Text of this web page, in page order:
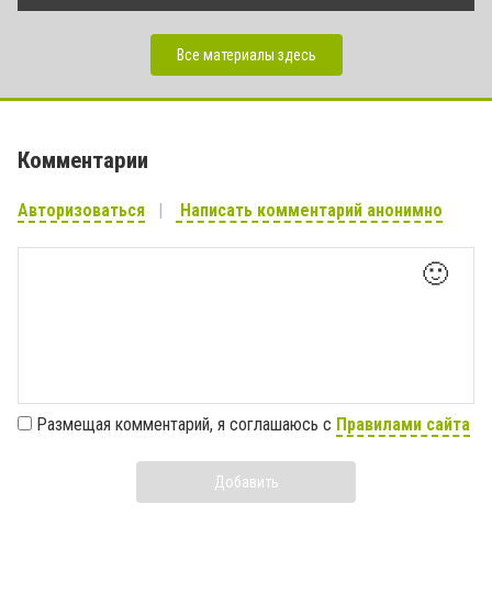
Все материалы здесь
Комментарии
Авторизоваться Написать комментарий анонимно
🙂
Размещая комментарий, я соглашаюсь с Правилами сайта
Добавить